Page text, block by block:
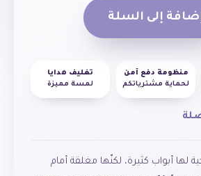
إلى السلة
منظومة دفع آمن
لحماية مشترياتكم
تغليف هدايا
لمسة مميزة
لها أبواب كثيرة، لكنّها مغلقة أمام